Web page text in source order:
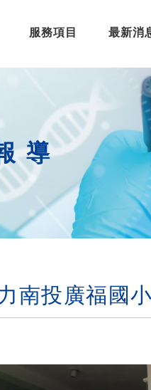
服務項目 最新消
導
南投廣福國